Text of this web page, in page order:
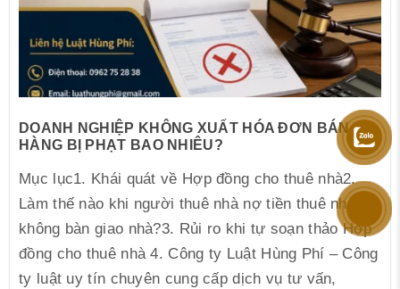
DOANH NGHIỆP KHÔNG XUẤT HÓA ĐƠN BÁN
HÀNG BỊ PHẠT BAO NHIÊU?
Mục lục1. Khái quát về Hợp đồng cho thuê nhà2.
Làm thế nào khi người thuê nhà nợ tiền thuê nhà,
không bàn giao nhà?3. Rủi ro khi tự soạn thảo Hợp
đồng cho thuê nhà 4. Công ty Luật Hùng Phí – Công
ty luật uy tín chuyên cung cấp dịch vụ tư vấn,